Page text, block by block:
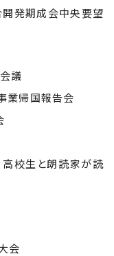
発期成会中央要望
議
業帰国報告会
校生と朗読家が読
会